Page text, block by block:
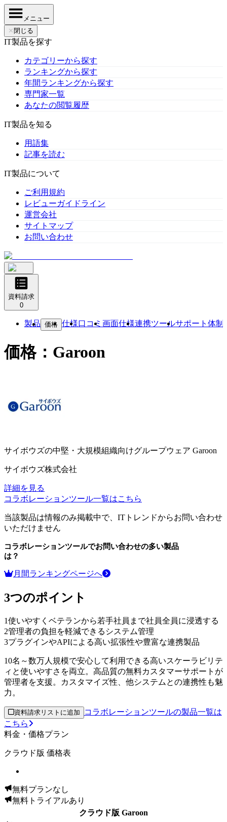
メニュー
✕ 閉じる
IT製品を探す
カテゴリーから探す
ランキングから探す
年間ランキングから探す
専門家一覧
あなたの閲覧履歴
IT製品を知る
用語集
記事を読む
IT製品について
ご利用規約
レビューガイドライン
運営会社
サイトマップ
お問い合わせ
資料請求
0
製品 価格 仕様口コミ 画面仕様連携ツールサポート体制
価格： Garoon
サイボウズの中堅・大規模組織向けグループウェア Garoon
サイボウズ株式会社
詳細を見る
コラボレーションツール一覧はこちら
当該製品は情報のみ掲載中で、ITトレンドからお問い合わせ
いただけません
コラボレーションツールでお問い合わせの多い製品
は？
月間ランキングページへ
3つのポイント
1使いやすくベテランから若手社員まで社員全員に浸透する
2管理者の負担を軽減できるシステム管理
3プラグインやAPIによる高い拡張性や豊富な連携製品
10名～数万人規模で安心して利用できる高いスケーラビリテ
ィと使いやすさを両立。高品質の無料カスタマーサポートが
管理者を支援。カスタマイズ性、他システムとの連携性も魅
力。
資料請求リストに追加
コラボレーションツールの製品一覧は
こちら
料金・価格プラン
クラウド版 価格表
無料プランなし
無料トライアルあり
クラウド版 Garoon